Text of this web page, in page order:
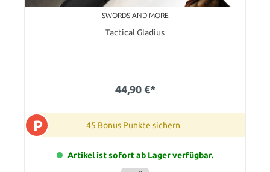
SWORDS AND MORE
Tactical Gladius
44,90 €*
P 45 Bonus Punkte sichern
Artikel ist sofort ab Lager verfügbar.